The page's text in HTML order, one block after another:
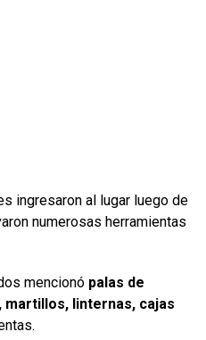
ingresaron al lugar luego de
numerosas herramientas
mencionó palas de
martillos, linternas, cajas